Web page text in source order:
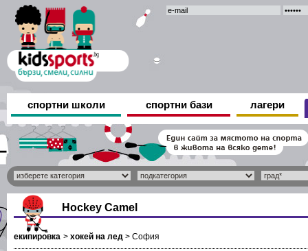
спортни школи спортни бази лагери
Hockey Camel
екипировка > хокей на лед > София